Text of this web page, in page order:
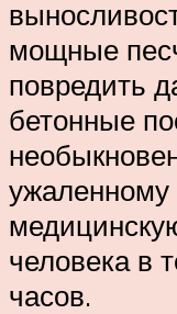
мощные
повредить
бетонные
ужаленному
человека в
часов.